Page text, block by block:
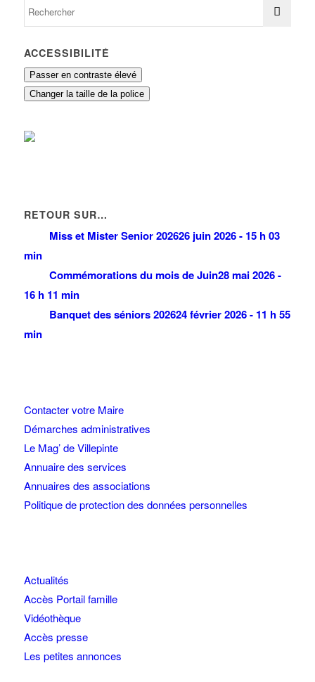
ACCESSIBILITÉ
Passer en contraste élevé
Changer la taille de la police
RETOUR SUR…
Miss et Mister Senior 202626 juin 2026 - 15 h 03
min
Commémorations du mois de Juin28 mai 2026 -
16 h 11 min
Banquet des séniors 202624 février 2026 - 11 h 55
min
Contacter votre Maire
Démarches administratives
Le Mag’ de Villepinte
Annuaire des services
Annuaires des associations
Politique de protection des données personnelles
Actualités
Accès Portail famille
Vidéothèque
Accès presse
Les petites annonces